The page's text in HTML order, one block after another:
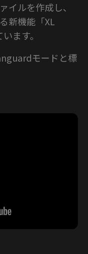
イルを作成し、
新機能「XL
ます。
モードと標